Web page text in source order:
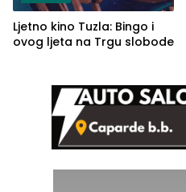
Ljetno kino Tuzla: Bingo i
ovog ljeta na Trgu slobode